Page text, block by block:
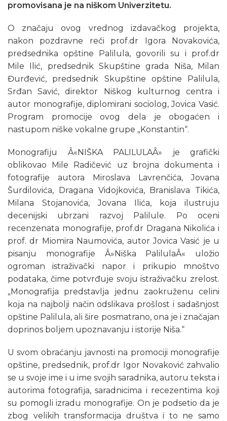
promovisana je na niškom Univerzitetu.
O značaju ovog vrednog izdavačkog projekta,
nakon pozdravne reči prof.dr Igora Novakovića,
predsednika opštine Palilula, govorili su i prof.dr
Mile Ilić, predsednik Skupštine grada Niša, Milan
Đurđević, predsednik Skupštine opštine Palilula,
Srđan Savić, direktor Niškog kulturnog centra i
autor monografije, diplomirani sociolog, Jovica Vasić.
Program promocije ovog dela je obogaćen i
nastupom niške vokalne grupe „Konstantin“.
Monografiju Â«NIŠKA PALILULAÂ» je grafički
oblikovao Mile Radičević uz brojna dokumenta i
fotografije autora Miroslava Lavrenčića, Jovana
Šurdilovića, Dragana Vidojkovića, Branislava Tikića,
Milana Stojanovića, Jovana Ilića, koja ilustruju
decenijski ubrzani razvoj Palilule. Po oceni
recenzenata monografije, prof.dr Dragana Nikolića i
prof. dr Miomira Naumovića, autor Jovica Vasić je u
pisanju monografije Â»Niška PalilulaÂ« uložio
ogroman istraživački napor i prikupio mnoštvo
podataka, čime potvrđuje svoju istraživačku zrelost.
„Monografija predstavlja jednu zaokruženu celini
koja na najbolji način odslikava prošlost i sadašnjost
opštine Palilula, ali šire posmatrano, ona je i značajan
doprinos boljem upoznavanju i istorije Niša.“
U svom obraćanju javnosti na promociji monografije
opštine, predsednik, prof.dr Igor Novaković zahvalio
se u svoje ime i u ime svojih saradnika, autoru teksta i
autorima fotografija, saradnicima i recezentima koji
su pomogli izradu monografije. On je podsetio da je
zbog velikih transformacija društva i to ne samo